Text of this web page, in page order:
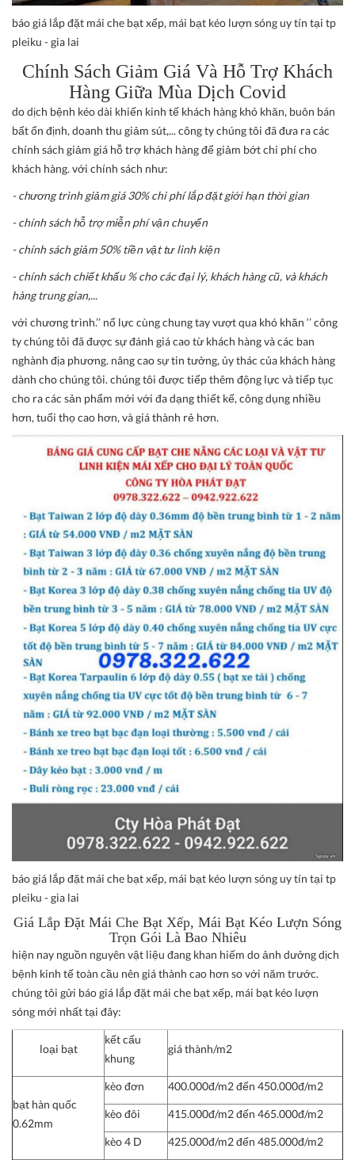
báo giá lắp đặt mái che bạt xếp, mái bạt kéo lượn sóng uy tín tại tp
pleiku - gia lai
Chính Sách Giảm Giá Và Hỗ Trợ Khách
Hàng Giữa Mùa Dịch Covid
do dịch bệnh kéo dài khiến kinh tế khách hàng khó khăn, buôn bán
bất ổn định, doanh thu giảm sút,... công ty chúng tôi đã đưa ra các
chính sách giảm giá hỗ trợ khách hàng để giảm bớt chi phí cho
khách hàng. với chính sách như:
- chương trình giảm giá 30% chi phí lắp đặt giới hạn thời gian
- chính sách hỗ trợ miễn phí vận chuyển
- chính sách giảm 50% tiền vật tư linh kiện
- chính sách chiết khấu % cho các đại lý, khách hàng cũ, và khách
hàng trung gian,...
với chương trình.’’ nổ lực cùng chung tay vượt qua khó khăn ‘’ công
ty chúng tôi đã được sự đánh giá cao từ khách hàng và các ban
nghành địa phương. nâng cao sự tin tưởng, ủy thác của khách hàng
dành cho chúng tôi. chúng tôi được tiếp thêm động lực và tiếp tục
cho ra các sản phẩm mới với đa dạng thiết kế, công dụng nhiều
hơn, tuổi thọ cao hơn, và giá thành rẻ hơn.
báo giá lắp đặt mái che bạt xếp, mái bạt kéo lượn sóng uy tín tại tp
pleiku - gia lai
Giá Lắp Đặt Mái Che Bạt Xếp, Mái Bạt Kéo Lượn Sóng
Trọn Gói Là Bao Nhiêu
hiện nay nguồn nguyên vật liệu đang khan hiếm do ảnh dưởng dịch
bệnh kinh tế toàn cầu nên giá thành cao hơn so với năm trước.
chúng tôi gửi báo giá lắp đặt mái che bạt xếp, mái bạt kéo lượn
sóng mới nhất tại đây:
loại bạt
kết cấu
khung
giá thành/m2
bạt hàn quốc
0.62mm
kèo đơn 400.000đ/m2 đến 450.000đ/m2
kèo đôi 415.000đ/m2 đến 465.000đ/m2
kèo 4 D 425.000đ/m2 đến 485.000đ/m2